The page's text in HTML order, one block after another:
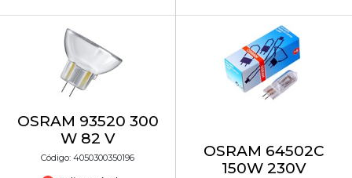
OSRAM 93520 300
W 82 V
Código: 4050300350196
OSRAM 64502C
150W 230V